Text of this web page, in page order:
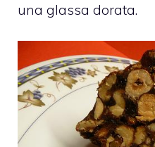
una glassa dorata.